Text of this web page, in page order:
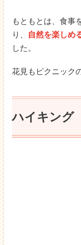
もともとは、食事
り、 自然を楽しめ
した。
花見もピクニック
ハイキング